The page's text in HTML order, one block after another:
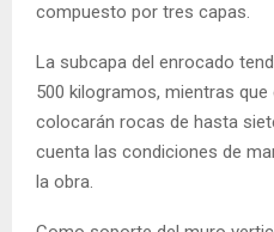
compuesto por tres capas.
La subcapa del enrocado
500 kilogramos, mientras que
colocarán rocas de hasta
cuenta las condiciones de
la obra.